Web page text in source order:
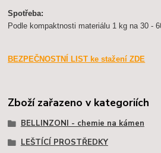
Spotřeba:
Podle kompaktnosti materiálu 1 kg na 30 -
BEZPEČNOSTNÍ LIST ke stažení ZDE
Zboží zařazeno v kategoriích
BELLINZONI - chemie na kámen
LEŠTÍCÍ PROSTŘEDKY